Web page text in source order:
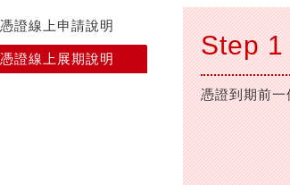
憑證線上申請說明
憑證線上展期說明 Step 1
憑證到期前